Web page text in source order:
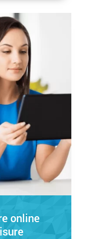
online